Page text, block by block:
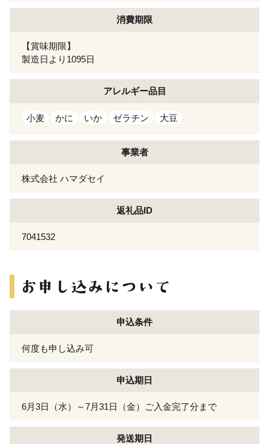
消費期限
【賞味期限】
製造日より1095日
アレルギー品目
小麦 かに いか ゼラチン 大豆
事業者
株式会社 ハマダセイ
返礼品ID
7041532
申込条件
何度も申し込み可
申込期日
6月3日（水）～7月31日（金）ご入金完了分まで
発送期日